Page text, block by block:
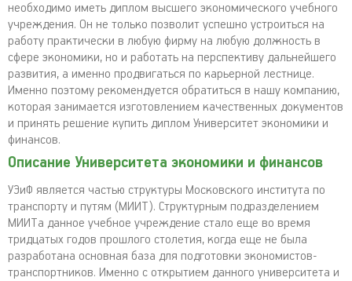
необходимо иметь диплом высшего экономического учебного
учреждения. Он не только позволит успешно устроиться на
работу практически в любую фирму на любую должность в
сфере экономики, но и работать на перспективу дальнейшего
развития, а именно продвигаться по карьерной лестнице.
Именно поэтому рекомендуется обратиться в нашу компанию,
которая занимается изготовлением качественных документов
и принять решение купить диплом Университет экономики и
финансов.
Описание Университета экономики и финансов
УЭиФ является частью структуры Московского института по
транспорту и путям (МИИТ). Структурным подразделением
МИИТа данное учебное учреждение стало еще во время
тридцатых годов прошлого столетия, когда еще не была
разработана основная база для подготовки экономистов-
транспортников. Именно с открытием данного университета и